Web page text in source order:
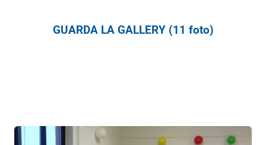
GUARDA LA GALLERY (11 foto)